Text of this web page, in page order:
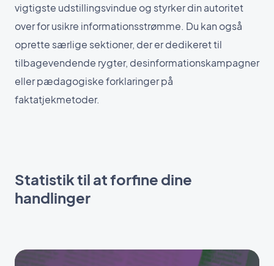
vigtigste udstillingsvindue og styrker din autoritet
over for usikre informationsstrømme. Du kan også
oprette særlige sektioner, der er dedikeret til
tilbagevendende rygter, desinformationskampagner
eller pædagogiske forklaringer på
faktatjekmetoder.
Statistik til at forfine dine
handlinger